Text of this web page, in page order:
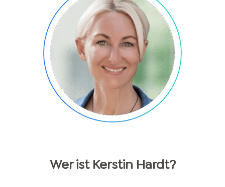
Wer ist Kerstin Hardt?